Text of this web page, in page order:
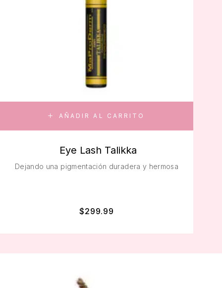
AÑADIR AL CARRITO
Eye Lash Talikka
Dejando una pigmentación duradera y hermosa
$299.99